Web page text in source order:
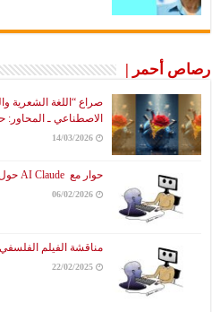
رصاص أحمر |
صراع “اللغة الشعرية
الاصطناعي ـ
14/03/2026
حوار مع AI Claude حول التاريخ والحقيقة
06/02/2026
مناقشة الفيلم
22/02/2025